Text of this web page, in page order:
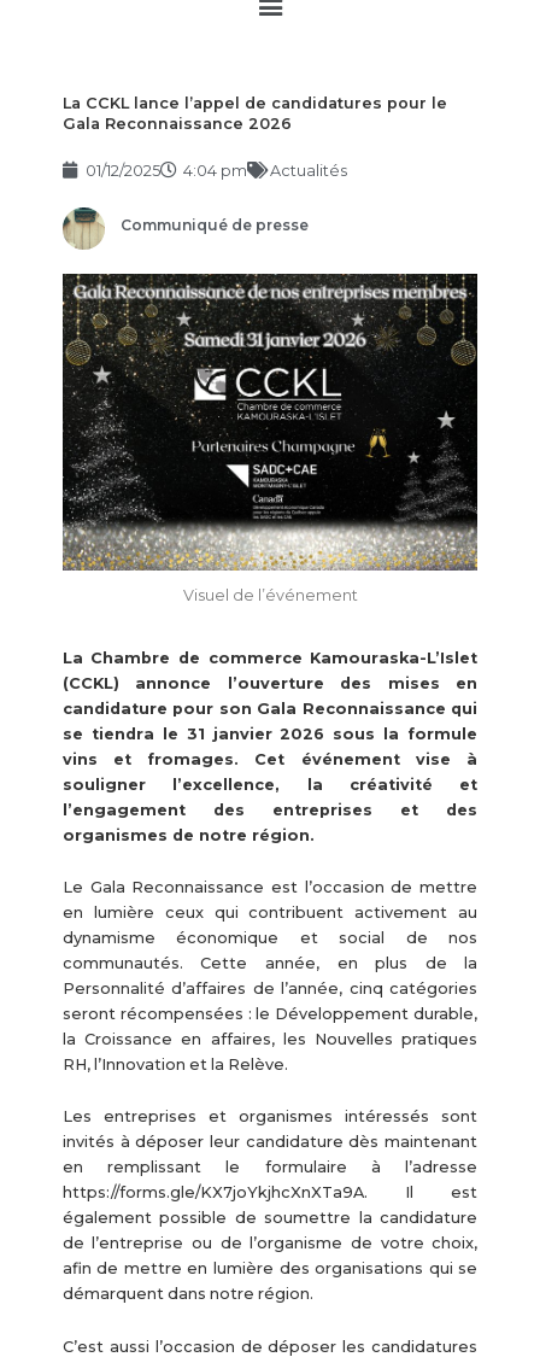
La CCKL lance l’appel de candidatures pour le
Gala Reconnaissance 2026
01/12/2025 4:04 pm Actualités
Communiqué de presse
Visuel de l’événement
La Chambre de commerce Kamouraska-L’Islet
(CCKL) annonce l’ouverture des mises en
candidature pour son Gala Reconnaissance qui
se tiendra le 31 janvier 2026 sous la formule
vins et fromages. Cet événement vise à
souligner l’excellence, la créativité et
l’engagement des entreprises et des
organismes de notre région.
Le Gala Reconnaissance est l’occasion de mettre
en lumière ceux qui contribuent activement au
dynamisme économique et social de nos
communautés. Cette année, en plus de la
Personnalité d’affaires de l’année, cinq catégories
seront récompensées : le Développement durable,
la Croissance en affaires, les Nouvelles pratiques
RH, l’Innovation et la Relève.
Les entreprises et organismes intéressés sont
invités à déposer leur candidature dès maintenant
en remplissant le formulaire à l’adresse
https://forms.gle/KX7joYkjhcXnXTa9A. Il est
également possible de soumettre la candidature
de l’entreprise ou de l’organisme de votre choix,
afin de mettre en lumière des organisations qui se
démarquent dans notre région.
C’est aussi l’occasion de déposer les candidatures